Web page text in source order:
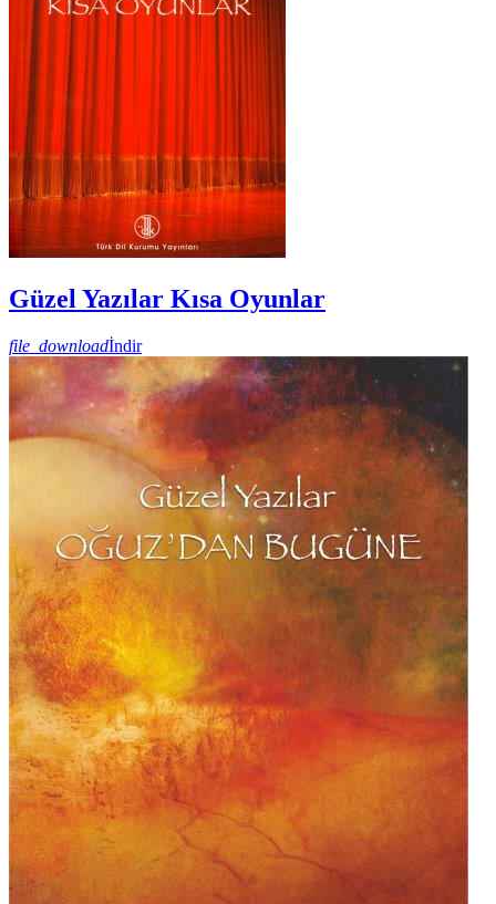
Güzel Yazılar Kısa Oyunlar
file_downloadİndir